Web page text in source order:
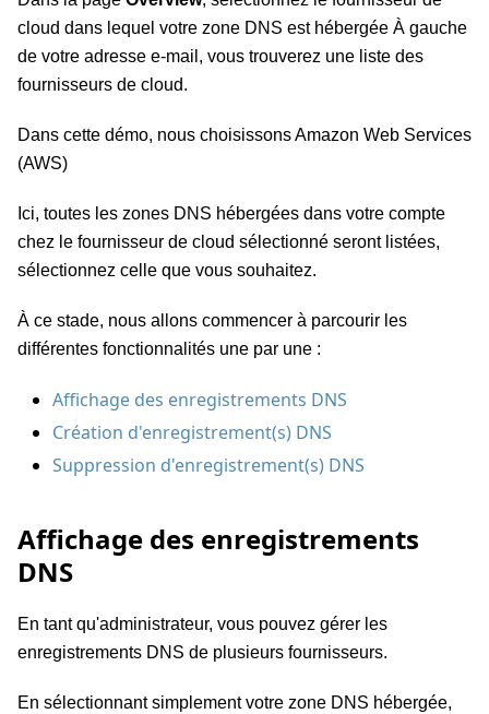
cloud dans lequel votre zone DNS est hébergée À gauche
de votre adresse e-mail, vous trouverez une liste des
fournisseurs de cloud.
Dans cette démo, nous choisissons Amazon Web Services
(AWS)
Ici, toutes les zones DNS hébergées dans votre compte
chez le fournisseur de cloud sélectionné seront listées,
sélectionnez celle que vous souhaitez.
À ce stade, nous allons commencer à parcourir les
différentes fonctionnalités une par une :
Affichage des enregistrements DNS
Création d'enregistrement(s) DNS
Suppression d'enregistrement(s) DNS
Affichage des enregistrements
DNS
En tant qu'administrateur, vous pouvez gérer les
enregistrements DNS de plusieurs fournisseurs.
En sélectionnant simplement votre zone DNS hébergée,